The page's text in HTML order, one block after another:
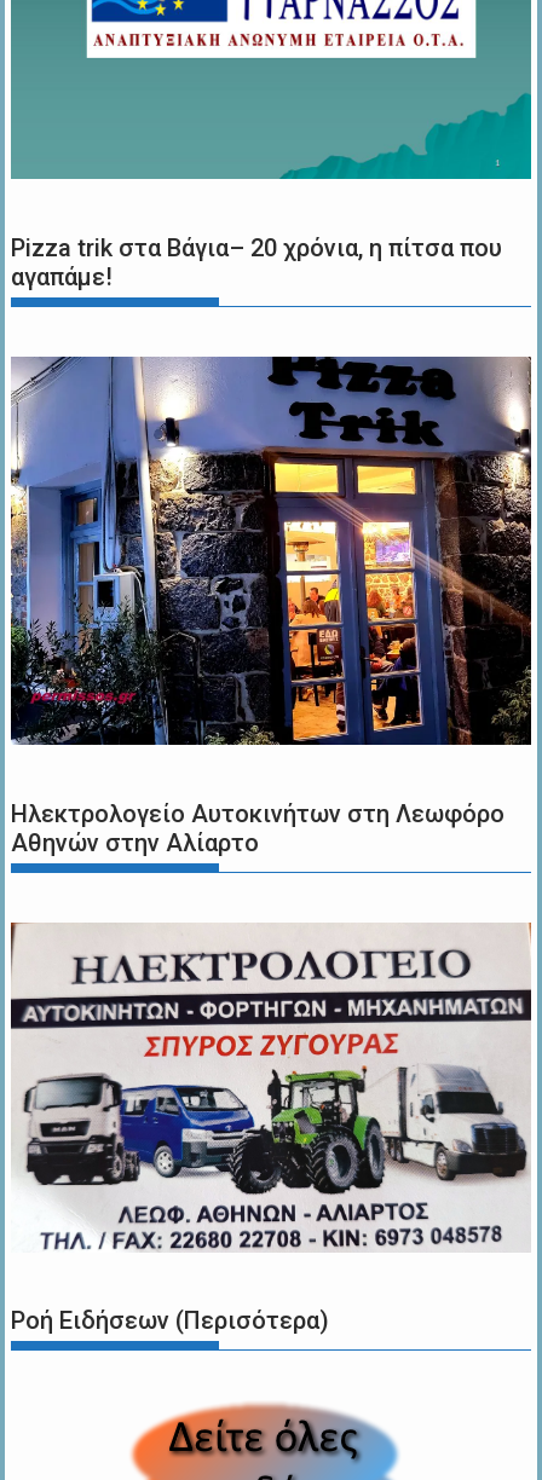
Pizza trik στα Βάγια– 20 χρόνια, η πίτσα που
αγαπάμε!
Ηλεκτρολογείο Αυτοκινήτων στη Λεωφόρο
Αθηνών στην Αλίαρτο
Ροή Ειδήσεων (Περισότερα)